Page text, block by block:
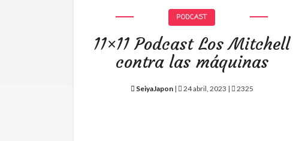
PODCAST
11×11 Podcast Los Mitchell
contra las máquinas
SeiyaJapon| 24 abril, 2023 | 2325